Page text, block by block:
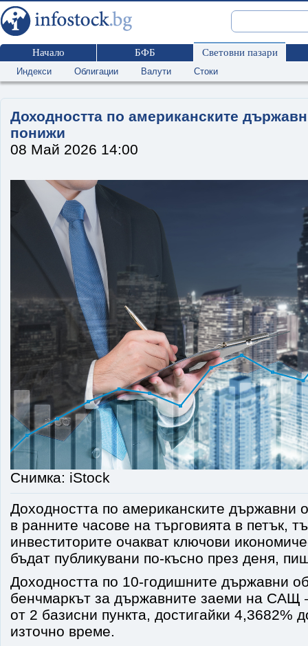
Начало БФБ Световни пазари
Индекси Облигации Валути Стоки
Доходността по американските
понижи
08 Май 2026 14:00
Снимка: iStock
Доходността по американските държавни
в ранните часове на търговията в петък,
инвеститорите очакват ключови
бъдат публикувани по-късно през деня,
Доходността по 10-годишните държавни
бенчмаркът за държавните заеми на САЩ
от 2 базисни пункта, достигайки 4,3682%
източно време.